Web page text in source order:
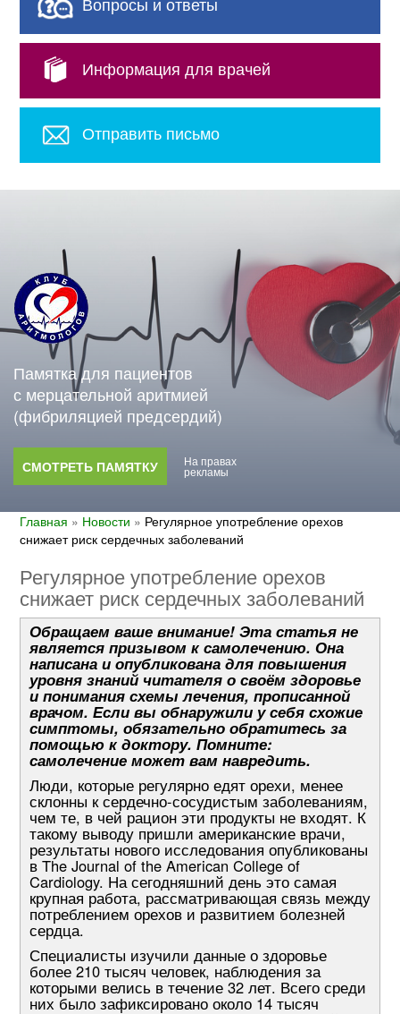
Информация для врачей
Отправить письмо
Памятка для пациентов
с мерцательной аритмией
(фибриляцией предсердий)
СМОТРЕТЬ ПАМЯТКУ На правах
рекламы
Главная » Новости » Регулярное употребление орехов
снижает риск сердечных заболеваний
Регулярное употребление орехов
снижает риск сердечных заболеваний
Обращаем ваше внимание! Эта статья не
является призывом к самолечению. Она
написана и опубликована для повышения
уровня знаний читателя о своём здоровье
и понимания схемы лечения, прописанной
врачом. Если вы обнаружили у себя схожие
симптомы, обязательно обратитесь за
помощью к доктору. Помните:
самолечение может вам навредить.
Люди, которые регулярно едят орехи, менее
склонны к сердечно-сосудистым заболеваниям,
чем те, в чей рацион эти продукты не входят. К
такому выводу пришли американские врачи,
результаты нового исследования опубликованы
в The Journal of the American College of
Cardiology. На сегодняшний день это самая
крупная работа, рассматривающая связь между
потреблением орехов и развитием болезней
сердца.
Специалисты изучили данные о здоровье
более 210 тысяч человек, наблюдения за
которыми велись в течение 32 лет. Всего среди
них было зафиксировано около 14 тысяч